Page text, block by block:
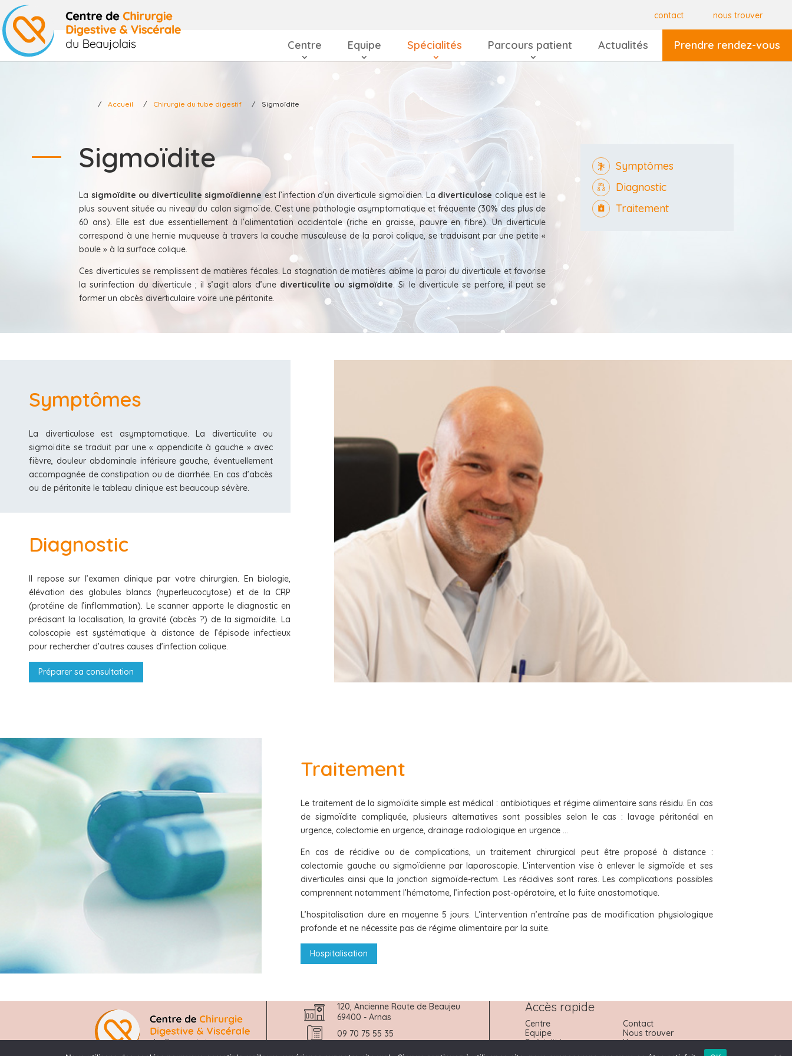
contact nous trouver
Centre Equipe Spécialités Parcours patient Actualités Prendre rendez-vous
Accueil Chirurgie du tube digestif Sigmoïdite
Sigmoïdite
La sigmoïdite ou diverticulite sigmoïdienne est l’infection d’un diverticule sigmoïdien. La diverticulose colique est le
plus souvent située au niveau du colon sigmoïde. C’est une pathologie asymptomatique et fréquente (30% des plus de
60 ans). Elle est due essentiellement à l’alimentation occidentale (riche en graisse, pauvre en fibre). Un diverticule
correspond à une hernie muqueuse à travers la couche musculeuse de la paroi colique, se traduisant par une petite «
boule » à la surface colique.
Ces diverticules se remplissent de matières fécales. La stagnation de matières abîme la paroi du diverticule et favorise
la surinfection du diverticule ; il s’agit alors d’une diverticulite ousigmoïdite. Si le diverticule se perfore, il peut se
former un abcès diverticulaire voire une péritonite.
Symptômes
Diagnostic
Traitement
Symptômes
La diverticulose est asymptomatique. La diverticulite ou
sigmoïdite se traduit par une « appendicite à gauche » avec
fièvre, douleur abdominale inférieure gauche, éventuellement
accompagnée de constipation ou de diarrhée. En cas d’abcès
ou de péritonite le tableau clinique est beaucoup sévère.
Diagnostic
Il repose sur l’examen clinique par votre chirurgien. En biologie,
élévation des globules blancs (hyperleucocytose) et de la CRP
(protéine de l’inflammation). Le scanner apporte le diagnostic en
précisant la localisation, la gravité (abcès ?) de la sigmoïdite. La
coloscopie est systématique à distance de l’épisode infectieux
pour rechercher d’autres causes d’infection colique.
Préparer sa consultation
Traitement
Le traitement de la sigmoïdite simple est médical : antibiotiques et régime alimentaire sans résidu. En cas
de sigmoïdite compliquée, plusieurs alternatives sont possibles selon le cas : lavage péritonéal en
urgence, colectomie en urgence, drainage radiologique en urgence …
En cas de récidive ou de complications, un traitement chirurgical peut être proposé à distance :
colectomie gauche ou sigmoïdienne par laparoscopie. L’intervention vise à enlever le sigmoïde et ses
diverticules ainsi que la jonction sigmoïde-rectum. Les récidives sont rares. Les complications possibles
comprennent notamment l’hématome, l’infection post-opératoire, et la fuite anastomotique.
L’hospitalisation dure en moyenne 5 jours. L’intervention n’entraîne pas de modification physiologique
profonde et ne nécessite pas de régime alimentaire par la suite.
Hospitalisation
120, Ancienne Route de Beaujeu
69400 - Arnas
09 70 75 55 35
Accès rapide
Centre
Equipe
Spécialités
Contact
Nous trouver
Urgences
Prendre RDV